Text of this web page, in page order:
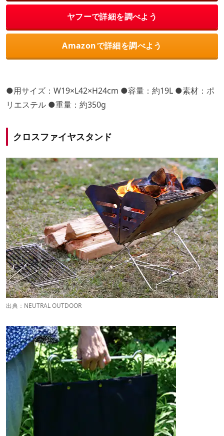
ヤフーで詳細を調べよう
Amazonで詳細を調べよう
●用サイズ：W19×L42×H24cm ●容量：約19L ●素材：ポ
リエステル ●重量：約350g
クロスファイヤスタンド
出典： NEUTRAL OUTDOOR